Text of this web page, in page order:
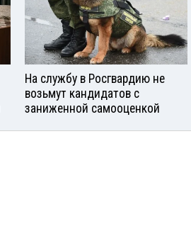
На службу в Росгвардию не
возьмут кандидатов с
заниженной самооценкой